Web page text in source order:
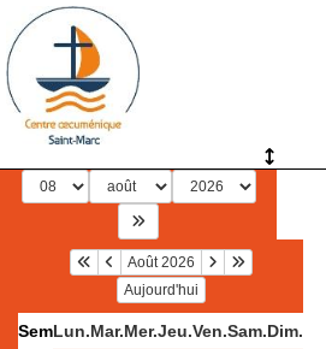
Août 2026
Aujourd'hui
SemLun.Mar.Mer.Jeu.Ven.Sam.Dim.